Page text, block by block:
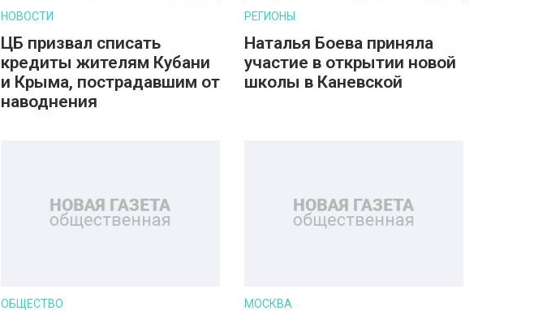
НОВОСТИ
ЦБ призвал списать
кредиты жителям Кубани
и Крыма, пострадавшим от
наводнения
РЕГИОНЫ
Наталья Боева приняла
участие в открытии новой
школы в Каневской
ОБЩЕСТВО МОСКВА